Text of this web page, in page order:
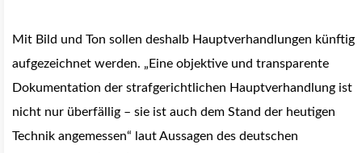
Mit Bild und Ton sollen deshalb Hauptverhandlungen künftig
aufgezeichnet werden. „Eine objektive und transparente
Dokumentation der strafgerichtlichen Hauptverhandlung ist
nicht nur überfällig – sie ist auch dem Stand der heutigen
Technik angemessen“ laut Aussagen des deutschen